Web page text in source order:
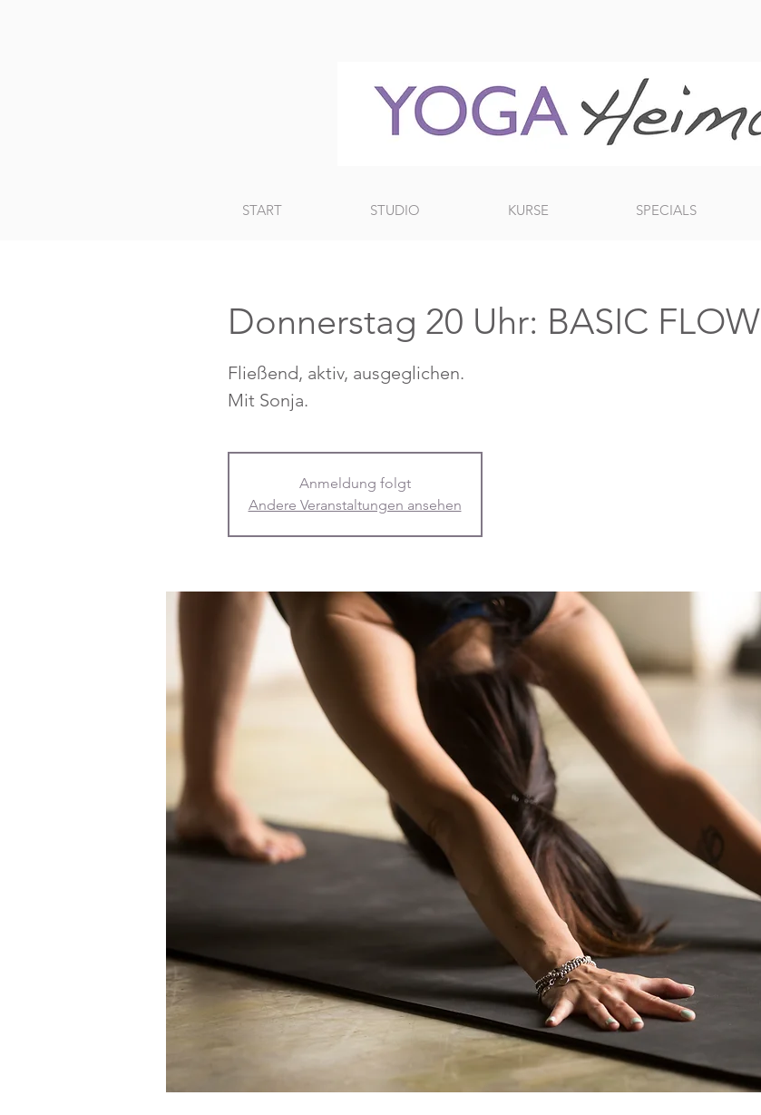
START STUDIO KURSE SPECIALS
Donnerstag 20 Uhr: BASIC FLOW
Fließend, aktiv, ausgeglichen.
Mit Sonja.
Anmeldung folgt
Andere Veranstaltungen ansehen